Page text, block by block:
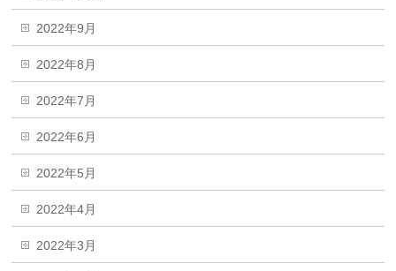
2022年9月
2022年8月
2022年7月
2022年6月
2022年5月
2022年4月
2022年3月